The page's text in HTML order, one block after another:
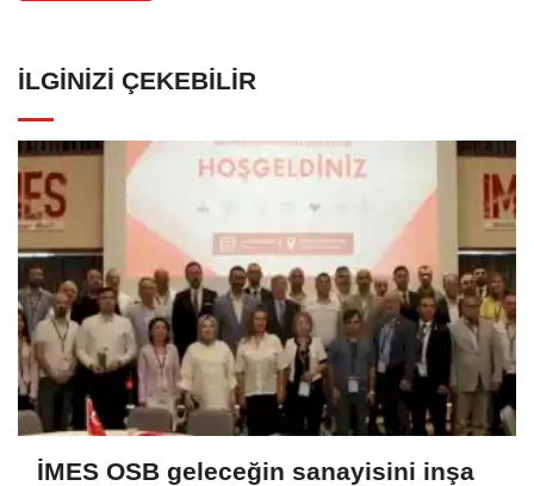
İLGINIZI ÇEKEBILIR
İMES OSB geleceğin sanayisini inşa